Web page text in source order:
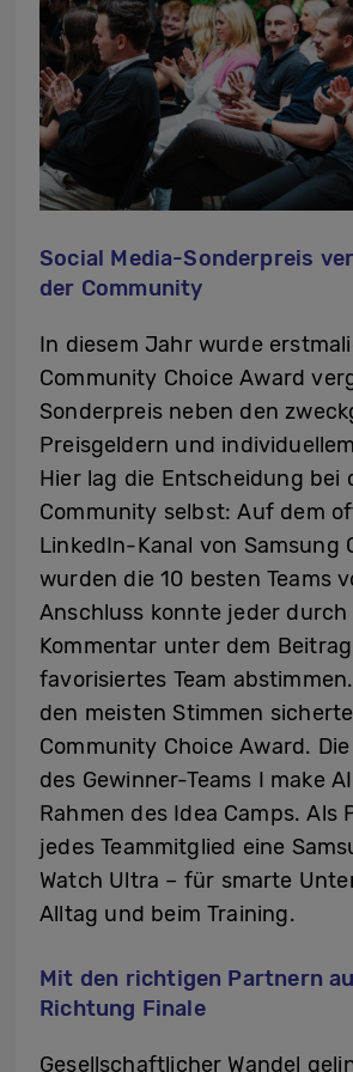
Social Media-Sonderpreis
der Community
In diesem Jahr wurde
Community Choice Award
Sonderpreis neben den
Preisgeldern und
Hier lag die Entscheidung bei
Community selbst: Auf dem
LinkedIn-Kanal von Samsung
wurden die 10 besten Teams
Anschluss konnte jeder durch
Kommentar unter dem
favorisiertes Team
den meisten Stimmen
Community Choice Award.
des Gewinner-Teams I make
Rahmen des Idea Camps. Als
jedes Teammitglied eine
Watch Ultra – für smarte
Alltag und beim Training.
Mit den richtigen Partnern
Richtung Finale
Gesellschaftlicher Wandel